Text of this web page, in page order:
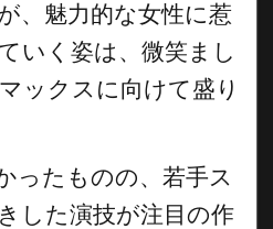
、魅力的な女性に惹
いく姿は、微笑まし
ックスに向けて盛り
ったものの、若手ス
した演技が注目の作